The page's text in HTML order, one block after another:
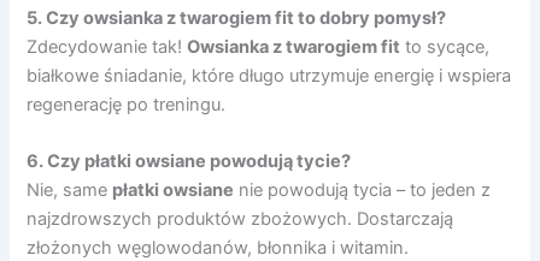
5. Czy owsianka z twarogiem fit to dobry pomysł?
Zdecydowanie tak!Owsianka z twarogiem fit to sycące,
białkowe śniadanie, które długo utrzymuje energię i wspiera
regenerację po treningu.
6. Czy płatki owsiane powodują tycie?
Nie, same płatki owsiane nie powodują tycia – to jeden z
najzdrowszych produktów zbożowych. Dostarczają
złożonych węglowodanów, błonnika i witamin.